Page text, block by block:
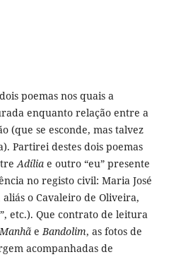
poemas nos quais a
enquanto relação entre a
(que se esconde, mas talvez
Partirei destes dois poemas
Adíliae outro “eu” presente
no registo civil: Maria José
o Cavaleiro de Oliveira,
etc.). Que contrato de leitura
eBandolim, as fotos de
acompanhadas de